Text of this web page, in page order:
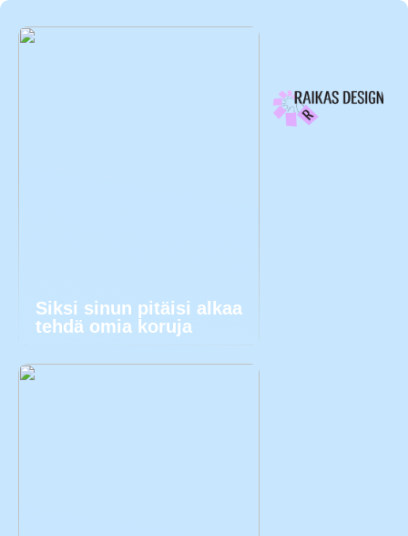
Siksi sinun pitäisi alkaa
tehdä omia koruja